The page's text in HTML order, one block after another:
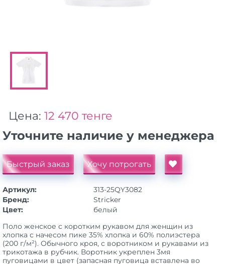
Цена: 12 470 тенге
Уточните наличие у менеджера
Быстрый заказ Хочу потрогать
Артикул:
313-25QY3082
Бренд:
Stricker
Цвет:
белый
Поло женское с коротким рукавом для женщин из
хлопка с начесом пике 35% хлопка и 60% полиэстера
(200 г/м²). Обычного кроя, с воротником и рукавами из
трикотажа в рубчик. Воротник укреплен 3мя
пуговицами в цвет (запасная пуговица вставлена во